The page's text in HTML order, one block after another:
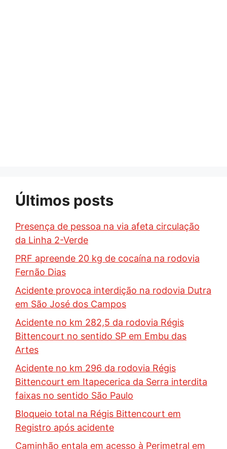
Últimos posts
Presença de pessoa na via afeta circulação
da Linha 2-Verde
PRF apreende 20 kg de cocaína na rodovia
Fernão Dias
Acidente provoca interdição na rodovia Dutra
em São José dos Campos
Acidente no km 282,5 da rodovia Régis
Bittencourt no sentido SP em Embu das
Artes
Acidente no km 296 da rodovia Régis
Bittencourt em Itapecerica da Serra interdita
faixas no sentido São Paulo
Bloqueio total na Régis Bittencourt em
Registro após acidente
Caminhão entala em acesso à Perimetral em